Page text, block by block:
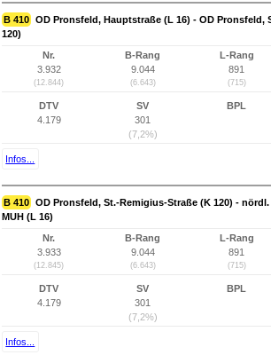
B 410 OD Pronsfeld, Hauptstraße (L 16) - OD Pronsfeld,
120)
Nr.
3.932
(12.844)
B-Rang
9.044
(6.643)
L-Rang
891
(715)
DTV
4.179
SV
301
(7,2%)
BPL
Infos...
B 410 OD Pronsfeld, St.-Remigius-Straße (K 120) -
MUH (L 16)
Nr.
3.933
(12.845)
B-Rang
9.044
(6.643)
L-Rang
891
(715)
DTV
4.179
SV
301
(7,2%)
BPL
Infos...